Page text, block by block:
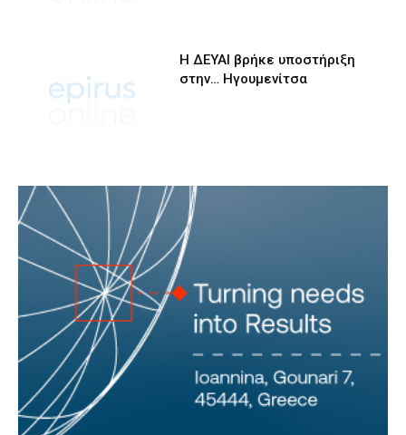
Η ΔΕΥΑΙ βρήκε υποστήριξη
στην… Ηγουμενίτσα